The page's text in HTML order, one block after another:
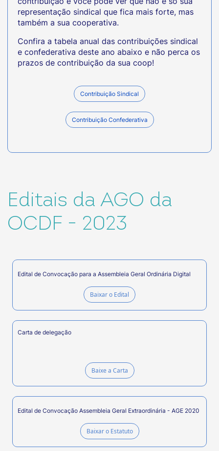
representação sindical que fica mais forte, mas
também a sua cooperativa.
Confira a tabela anual das contribuições sindical
e confederativa deste ano abaixo e não perca os
prazos de contribuição da sua coop!
Contribuição Sindical
Contribuição Confederativa
Editais da AGO da
OCDF - 2023
Edital de Convocação para a Assembleia Geral Ordinária Digital
Baixar o Edital
Carta de delegação
Baixe a Carta
Edital de Convocação Assembleia Geral Extraordinária - AGE 2020
Baixar o Estatuto